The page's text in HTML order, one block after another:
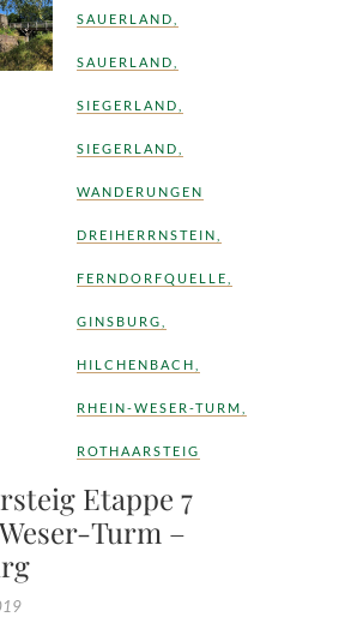
SAUERLAND
SAUERLAND
SIEGERLAND
SIEGERLAND
WANDERUNGEN
DREIHERRNSTEIN
FERNDORFQUELLE
GINSBURG
HILCHENBACH
RHEIN-WESER-TURM
ROTHAARSTEIG
Etappe 7
Turm –